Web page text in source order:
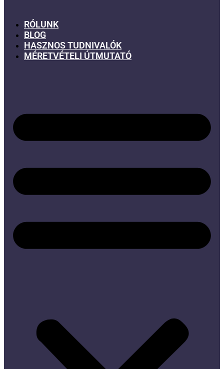
RÓLUNK
BLOG
HASZNOS TUDNIVALÓK
MÉRETVÉTELI ÚTMUTATÓ